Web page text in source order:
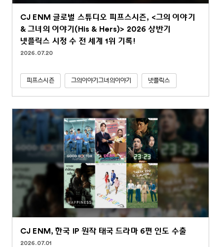
CJ ENM 글로벌 스튜디오 피프스시즌, <그의 이야기
& 그녀의 이야기(His & Hers)> 2026 상반기
넷플릭스 시청 수 전 세계 1위 기록!
2026.07.20
피프스시즌 그의이야기그녀의이야기 넷플릭스
CJ ENM, 한국 IP 원작 태국 드라마 6편 인도 수출
2026.07.01